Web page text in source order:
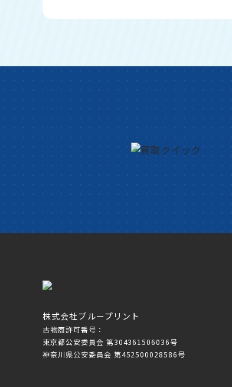
株式会社ブループリント
古物商許可番号：
東京都公安委員会 第304361506036号
神奈川県公安委員会 第452500028586号